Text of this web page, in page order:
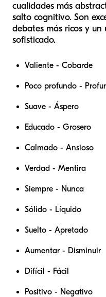
cualidades más
salto cognitivo. Son
debates más ricos y un
sofisticado.
Valiente - Cobarde
Poco profundo -
Suave - Áspero
Educado - Grosero
Calmado - Ansioso
Verdad - Mentira
Siempre - Nunca
Sólido - Líquido
Suelto - Apretado
Aumentar - Disminuir
Difícil - Fácil
Positivo - Negativo